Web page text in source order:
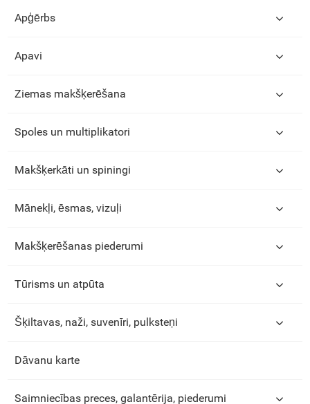
Apģērbs
Apavi
Ziemas makšķerēšana
Spoles un multiplikatori
Makšķerkāti un spiningi
Mānekļi, ēsmas, vizuļi
Makšķerēšanas piederumi
Tūrisms un atpūta
Šķiltavas, naži, suvenīri, pulksteņi
Dāvanu karte
Saimniecības preces, galantērija, piederumi